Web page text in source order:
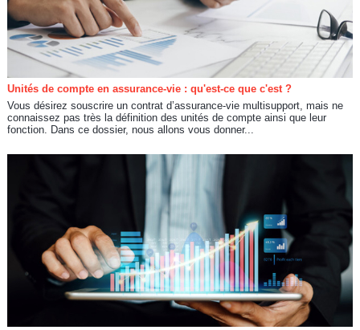
Unités de compte en assurance-vie : qu'est-ce que c'est ?
Vous désirez souscrire un contrat d’assurance-vie multisupport, mais ne
connaissez pas très la définition des unités de compte ainsi que leur
fonction. Dans ce dossier, nous allons vous donner...